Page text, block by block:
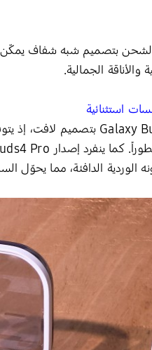
الشحن بتصميم شبه شفاف
والأناقة الجمالية.
استثنائية
الوردية الدافئة، مما يحوّل